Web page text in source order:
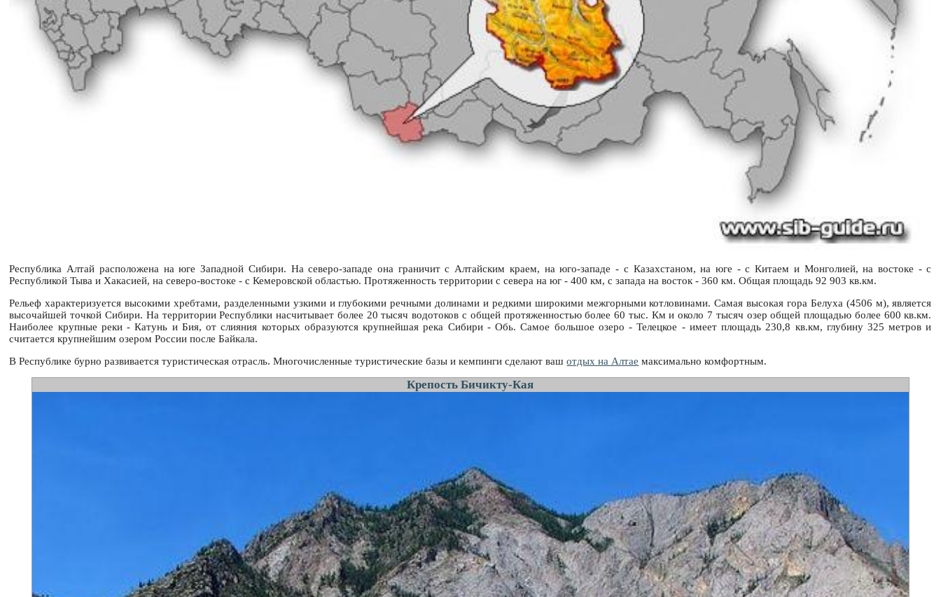
Республика Алтай расположена на юге Западной Сибири. На северо-западе она граничит с Алтайским краем, на юго-западе - с Казахстаном, на юге - с Китаем и Монголией, на востоке - с
Республикой Тыва и Хакасией, на северо-востоке - с Кемеровской областью. Протяженность территории с севера на юг - 400 км, с запада на восток - 360 км. Общая площадь 92 903 кв.км.
Рельеф характеризуется высокими хребтами, разделенными узкими и глубокими речными долинами и редкими широкими межгорными котловинами. Самая высокая гора Белуха (4506 м), является
высочайшей точкой Сибири. На территории Республики насчитывает более 20 тысяч водотоков с общей протяженностью более 60 тыс. Км и около 7 тысяч озер общей площадью более 600 кв.км.
Наиболее крупные реки - Катунь и Бия, от слияния которых образуются крупнейшая река Сибири - Обь. Самое большое озеро - Телецкое - имеет площадь 230,8 кв.км, глубину 325 метров и
считается крупнейшим озером России после Байкала.
В Республике бурно развивается туристическая отрасль. Многочисленные туристические базы и кемпинги сделают вашотдых на Алтае максимально комфортным.
Крепость Бичикту-Кая